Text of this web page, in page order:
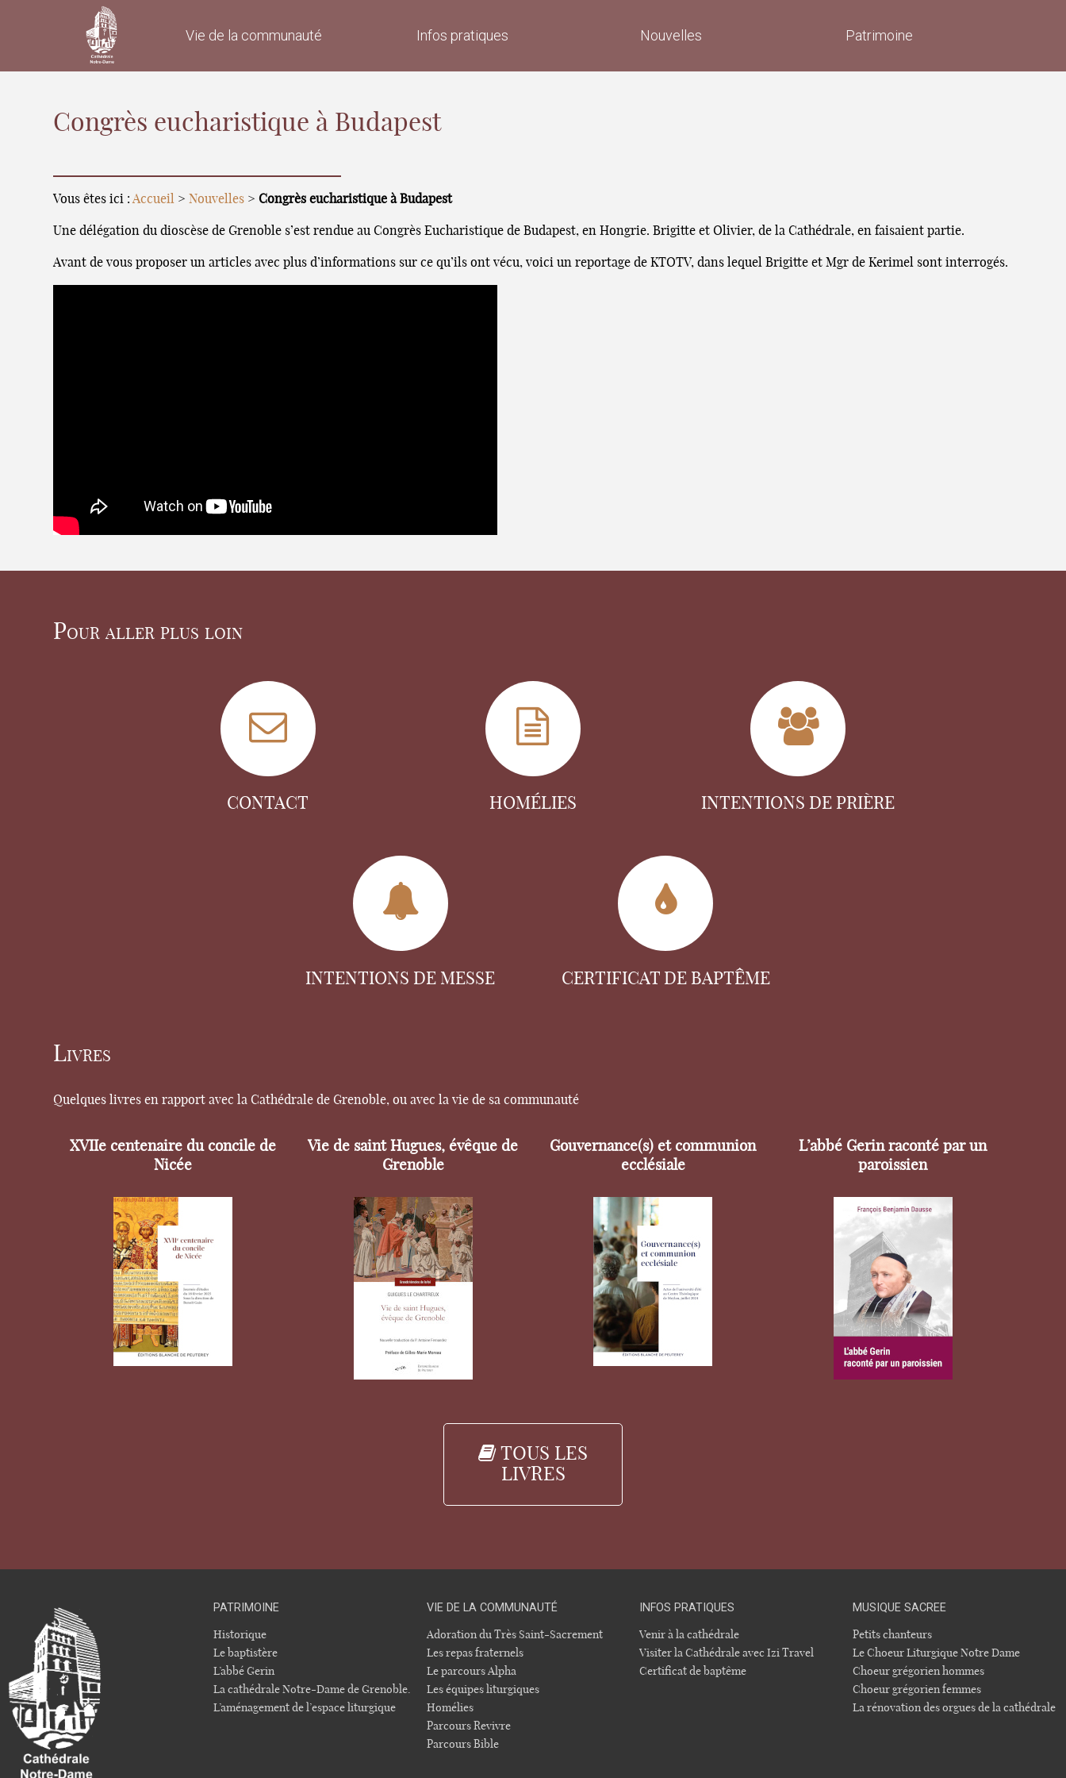
Vie de la communauté Infos pratiques Nouvelles Patrimoine
Congrès eucharistique à Budapest
Vous êtes ici :Accueil > Nouvelles >Congrès eucharistique à Budapest
Une délégation du dioscèse de Grenoble s’est rendue au Congrès Eucharistique de Budapest, en Hongrie. Brigitte et Olivier, de la Cathédrale, en faisaient partie.
Avant de vous proposer un articles avec plus d’informations sur ce qu’ils ont vécu, voici un reportage de KTOTV, dans lequel Brigitte et Mgr de Kerimel sont interrogés.
Pour aller plus loin
CONTACT HOMÉLIES INTENTIONS DE PRIÈRE
INTENTIONS DE MESSE CERTIFICAT DE BAPTÊME
Livres
Quelques livres en rapport avec la Cathédrale de Grenoble, ou avec la vie de sa communauté
XVIIe centenaire du concile de
Nicée
Vie de saint Hugues, évêque de
Grenoble
Gouvernance(s) et communion
ecclésiale
L’abbé Gerin raconté par un
paroissien
TOUS LES
LIVRES
PATRIMOINE
Historique
Le baptistère
L’abbé Gerin
La cathédrale Notre-Dame de Grenoble.
L’aménagement de l’espace liturgique
VIE DE LA COMMUNAUTÉ
Adoration du Très Saint-Sacrement
Les repas fraternels
Le parcours Alpha
Les équipes liturgiques
Homélies
Parcours Revivre
Parcours Bible
INFOS PRATIQUES
Venir à la cathédrale
Visiter la Cathédrale avec Izi Travel
Certificat de baptême
MUSIQUE SACREE
Petits chanteurs
Le Choeur Liturgique Notre Dame
Choeur grégorien hommes
Choeur grégorien femmes
La rénovation des orgues de la cathédrale